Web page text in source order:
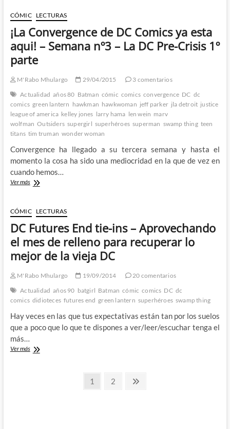
DC
Comics
ya
esta
aqui!
–
nº3
La
DC
Pre-
Crisis
2º
CÓMIC LECTURAS
¡La Convergence de DC Comics ya esta
aqui! – Semana nº3 – La DC Pre-Crisis 1º
parte
M'Rabo Mhulargo 29/04/2015
3 comentarios
Actualidad años 80 Batman cómic comics convergence DC dc
comics green lantern hawkman hawkwoman jeff parker jla detroit justice
league of america kelley jones larry hama len wein marv
wolfman Outsiders supergirl superhéroes superman swamp thing teen
titans tim truman wonder woman
Convergence ha llegado a su tercera semana y hasta el
momento la cosa ha sido una mediocridad en la que de vez en
cuando hemos…
Ver más¡La
DC
Comics
ya
aqui!
–
nº3
La
DC
Crisis
1º
CÓMIC LECTURAS
DC Futures End tie-ins – Aprovechando
el mes de relleno para recuperar lo
mejor de la vieja DC
M'Rabo Mhulargo 19/09/2014
20 comentarios
Actualidad años 90 batgirl Batman cómic comics DC dc
comics didioteces futures end green lantern superhéroes swamp thing
Hay veces en las que tus expectativas están tan por los suelos
que a poco que lo que te dispones a ver/leer/escuchar tenga el
más…
Ver másDC
Página
1 Página
2